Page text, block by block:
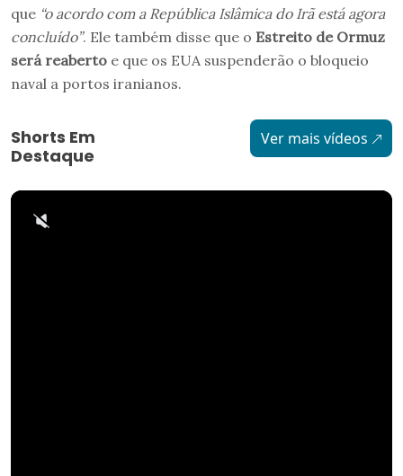
que “o acordo com a República Islâmica do Irã está agora
concluído”. Ele também disse que o Estreito de Ormuz
será reaberto e que os EUA suspenderão o bloqueio
naval a portos iranianos.
Shorts Em
Destaque
Ver mais vídeos